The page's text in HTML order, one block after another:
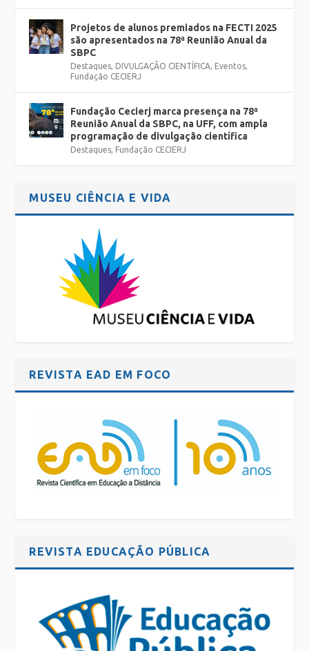
Projetos de alunos premiados na FECTI 2025
são apresentados na 78ª Reunião Anual da
SBPC
Destaques, DIVULGAÇÃO CIENTÍFICA, Eventos,
Fundação CECIERJ
Fundação Cecierj marca presença na 78ª
Reunião Anual da SBPC, na UFF, com ampla
programação de divulgação científica
Destaques, Fundação CECIERJ
MUSEU CIÊNCIA E VIDA
REVISTA EAD EM FOCO
REVISTA EDUCAÇÃO PÚBLICA